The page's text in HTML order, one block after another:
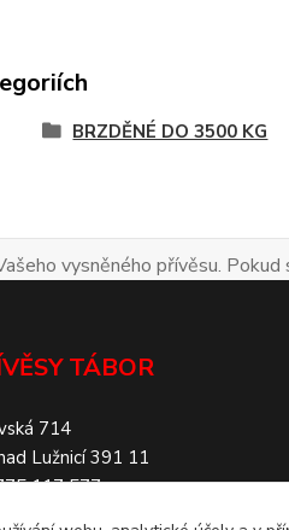
BRZDĚNÉ DO 3500 KG
vysněného přívěsu.
TÁBOR
714
Lužnicí 391 11
117 577